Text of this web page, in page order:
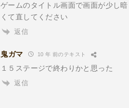
ゲームのタイトル画面で画面が少し
くて直してください
返信
鬼ガマ 10 年 前のテキスト
１５ステージで終わりかと思った
返信